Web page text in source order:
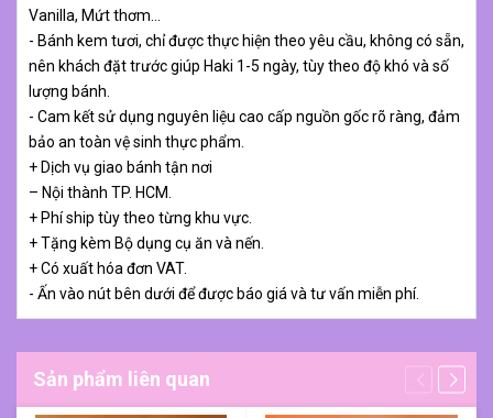
Vanilla, Mứt thơm…
- Bánh kem tươi, chỉ được thực hiện theo yêu cầu, không có sẵn,
nên khách đặt trước giúp Haki 1-5 ngày, tùy theo độ khó và số
lượng bánh.
- Cam kết sử dụng nguyên liệu cao cấp nguồn gốc rõ ràng, đảm
bảo an toàn vệ sinh thực phẩm.
+ Dịch vụ giao bánh tận nơi
– Nội thành TP. HCM.
+ Phí ship tùy theo từng khu vực.
+ Tặng kèm Bộ dụng cụ ăn và nến.
+ Có xuất hóa đơn VAT.
- Ấn vào nút bên dưới để được báo giá và tư vấn miễn phí.
Sản phẩm liên quan